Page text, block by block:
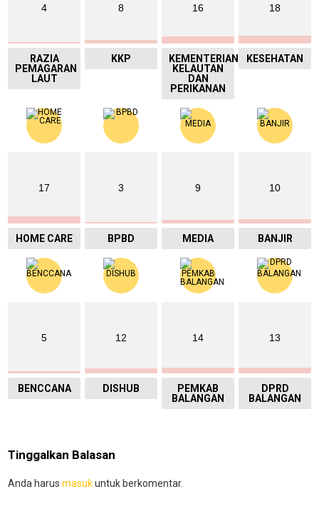
4
RAZIA
PEMAGARAN
LAUT
8
KKP
16
KEMENTERIAN
KELAUTAN
DAN
PERIKANAN
18
KESEHATAN
17
HOME CARE
3
BPBD
9
MEDIA
10
BANJIR
5
BENCCANA
12
DISHUB
14
PEMKAB
BALANGAN
13
DPRD
BALANGAN
Tinggalkan Balasan
Anda harus masukuntuk berkomentar.